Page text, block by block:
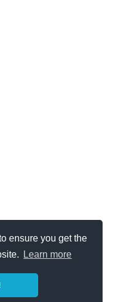
ensure you get the
Learn more